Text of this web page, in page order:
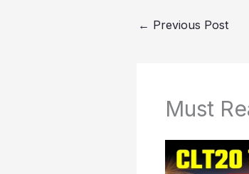
← Previous Post
Must